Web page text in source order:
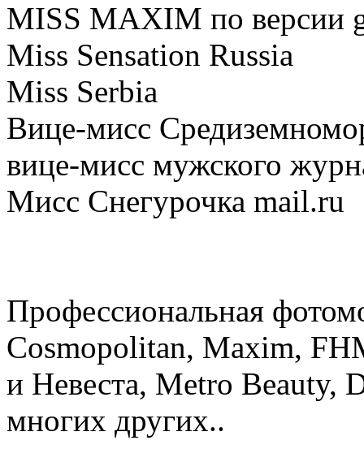
MISS MAXIM по версии
Miss Sensation Russia
Miss Serbia
Вице-мисс
вице-мисс мужского
Мисс Снегурочка mail.ru
Профессиональная
Cosmopolitan, Maxim,
и Невеста, Metro Beauty,
многих других..